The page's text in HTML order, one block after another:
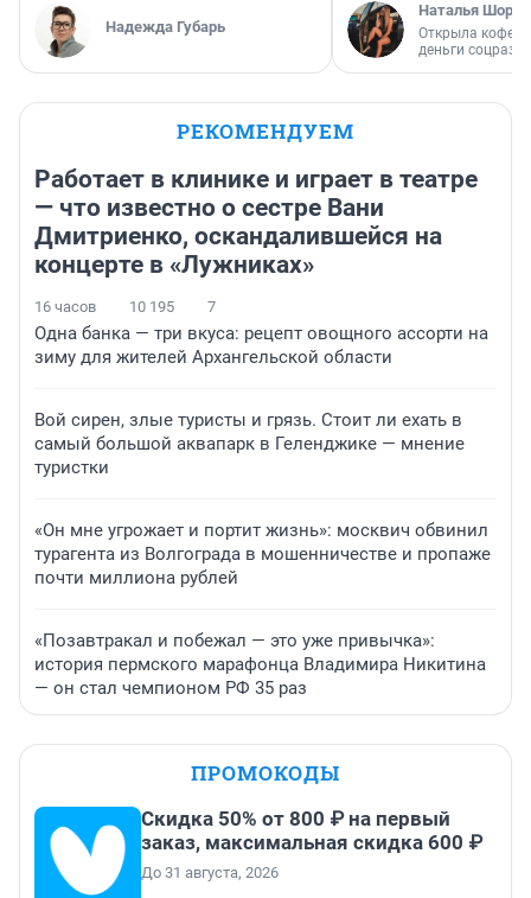
Надежда Губарь
Наталья
Открыла
деньги
РЕКОМЕНДУЕМ
Работает в клинике и играет в театре
— что известно о сестре Вани
Дмитриенко, оскандалившейся на
концерте в «Лужниках»
16 часов 10 195 7
Одна банка — три вкуса: рецепт овощного ассорти на
зиму для жителей Архангельской области
Вой сирен, злые туристы и грязь. Стоит ли ехать в
самый большой аквапарк в Геленджике — мнение
туристки
«Он мне угрожает и портит жизнь»: москвич обвинил
турагента из Волгограда в мошенничестве и пропаже
почти миллиона рублей
«Позавтракал и побежал — это уже привычка»:
история пермского марафонца Владимира Никитина
— он стал чемпионом РФ 35 раз
ПРОМОКОДЫ
Скидка 50% от 800 ₽ на первый
заказ, максимальная скидка 600 ₽
До 31 августа, 2026